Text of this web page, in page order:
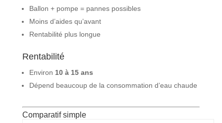
Ballon + pompe = pannes possibles
Moins d’aides qu’avant
Rentabilité plus longue
Rentabilité
Environ 10 à 15 ans
Dépend beaucoup de la consommation d’eau chaude
Comparatif simple